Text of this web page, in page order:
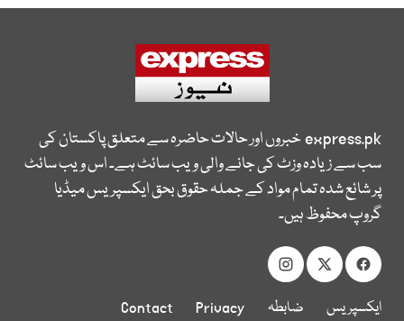
express.pkخبروں اور حالات حاضرہ سے متعلق پاکستان کی
سب سے زیادہ وزٹ کی جانے والی ویب سائٹ ہے۔ اس ویب سائٹ
پر شائع شدہ تمام مواد کے جملہ حقوق بحق ایکسپریس میڈیا
گروپ محفوظ ہیں۔
ایکسپریس
ضابطہ
Privacy
Contact